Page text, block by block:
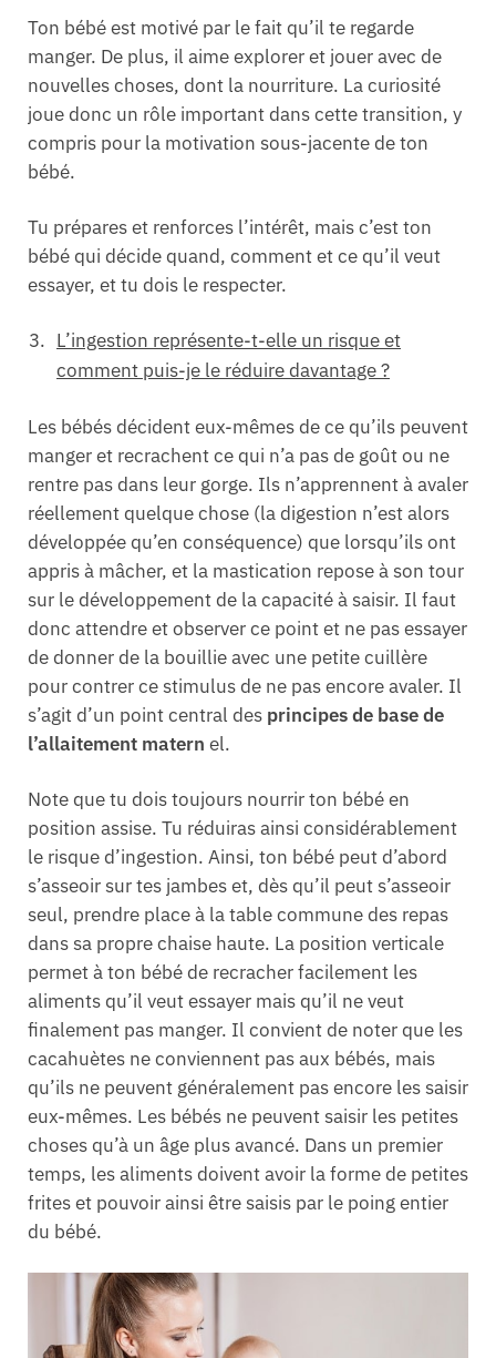
Ton bébé est motivé par le fait qu’il te regarde
manger. De plus, il aime explorer et jouer avec de
nouvelles choses, dont la nourriture. La curiosité
joue donc un rôle important dans cette transition, y
compris pour la motivation sous-jacente de ton
bébé.
Tu prépares et renforces l’intérêt, mais c’est ton
bébé qui décide quand, comment et ce qu’il veut
essayer, et tu dois le respecter.
L’ingestion représente-t-elle un risque et
comment puis-je le réduire davantage ?
Les bébés décident eux-mêmes de ce qu’ils peuvent
manger et recrachent ce qui n’a pas de goût ou ne
rentre pas dans leur gorge. Ils n’apprennent à avaler
réellement quelque chose (la digestion n’est alors
développée qu’en conséquence) que lorsqu’ils ont
appris à mâcher, et la mastication repose à son tour
sur le développement de la capacité à saisir. Il faut
donc attendre et observer ce point et ne pas essayer
de donner de la bouillie avec une petite cuillère
pour contrer ce stimulus de ne pas encore avaler. Il
s’agit d’un point central des principes de base de
l’allaitement matern el.
Note que tu dois toujours nourrir ton bébé en
position assise. Tu réduiras ainsi considérablement
le risque d’ingestion. Ainsi, ton bébé peut d’abord
s’asseoir sur tes jambes et, dès qu’il peut s’asseoir
seul, prendre place à la table commune des repas
dans sa propre chaise haute. La position verticale
permet à ton bébé de recracher facilement les
aliments qu’il veut essayer mais qu’il ne veut
finalement pas manger. Il convient de noter que les
cacahuètes ne conviennent pas aux bébés, mais
qu’ils ne peuvent généralement pas encore les saisir
eux-mêmes. Les bébés ne peuvent saisir les petites
choses qu’à un âge plus avancé. Dans un premier
temps, les aliments doivent avoir la forme de petites
frites et pouvoir ainsi être saisis par le poing entier
du bébé.